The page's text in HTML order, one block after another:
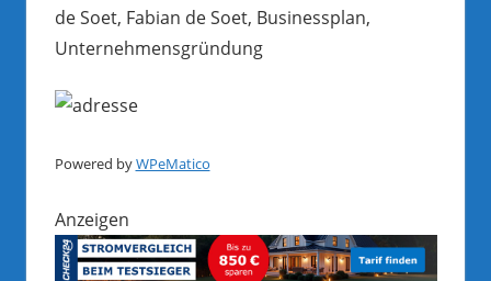
de Soet, Fabian de Soet, Businessplan,
Unternehmensgründung
Powered byWPeMatico
Anzeigen